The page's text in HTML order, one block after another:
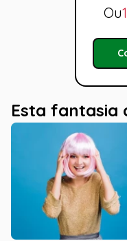
Ou
Esta fantasia